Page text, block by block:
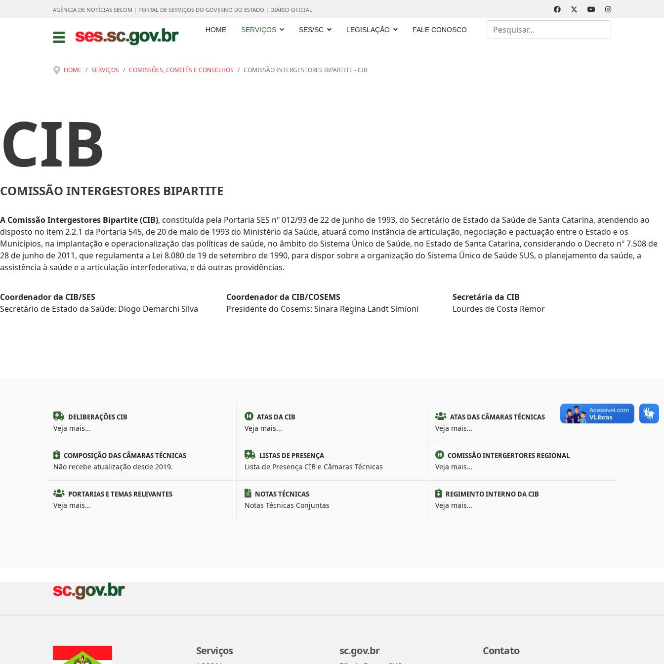
AGÊNCIA DE NOTÍCIAS SECOM | PORTAL DE SERVIÇOS DO GOVERNO DO ESTADO | DIÁRIO OFICIAL
HOME SERVIÇOS SES/SC LEGISLAÇÃO FALE CONOSCO
Busca
HOME SERVIÇOS COMISSÕES, COMITÊS E CONSELHOS COMISSÃO INTERGESTORES BIPARTITE - CIB
CIB
COMISSÃO INTERGESTORES BIPARTITE
A Comissão Intergestores Bipartite (CIB), constituída pela Portaria SES nº 012/93 de 22 de junho de 1993, do Secretário de Estado da Saúde de Santa Catarina, atendendo ao
disposto no item 2.2.1 da Portaria 545, de 20 de maio de 1993 do Ministério da Saúde, atuará como instância de articulação, negociação e pactuação entre o Estado e os
Municípios, na implantação e operacionalização das políticas de saúde, no âmbito do Sistema Único de Saúde, no Estado de Santa Catarina, considerando o Decreto nº 7.508 de
28 de junho de 2011, que regulamenta a Lei 8.080 de 19 de setembro de 1990, para dispor sobre a organização do Sistema Único de Saúde SUS, o planejamento da saúde, a
assistência à saúde e a articulação interfederativa, e dá outras providências.
Coordenador da CIB/SES
Secretário de Estado da Saúde: Diogo Demarchi Silva
Coordenador da CIB/COSEMS
Presidente do Cosems: Sinara Regina Landt Simioni
Secretária da CIB
Lourdes de Costa Remor
DELIBERAÇÕES CIB
Veja mais...
ATAS DA CIB
Veja mais...
ATAS DAS CÂMARAS TÉCNICAS
Veja mais...
COMPOSIÇÃO DAS CÂMARAS TÉCNICAS
Não recebe atualização desde 2019.
LISTAS DE PRESENÇA
Lista de Presença CIB e Câmaras Técnicas
COMISSÃO INTERGERTORES REGIONAL
Veja mais...
PORTARIAS E TEMAS RELEVANTES
Veja mais...
NOTAS TÉCNICAS
Notas Técnicas Conjuntas
REGIMENTO INTERNO DA CIB
Veja mais...
Serviços sc.gov.br Contato